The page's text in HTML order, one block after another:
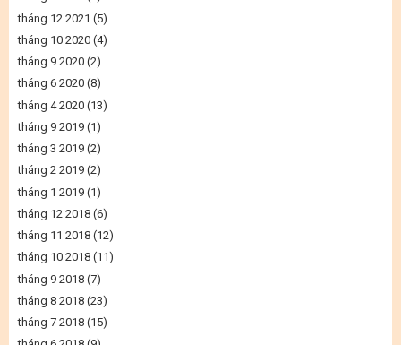
tháng 12 2021 (5)
tháng 10 2020 (4)
tháng 9 2020 (2)
tháng 6 2020 (8)
tháng 4 2020 (13)
tháng 9 2019 (1)
tháng 3 2019 (2)
tháng 2 2019 (2)
tháng 1 2019 (1)
tháng 12 2018 (6)
tháng 11 2018 (12)
tháng 10 2018 (11)
tháng 9 2018 (7)
tháng 8 2018 (23)
tháng 7 2018 (15)